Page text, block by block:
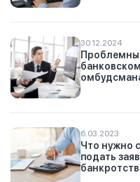
30.12.2024
6.03.2023
Что нужно
подать